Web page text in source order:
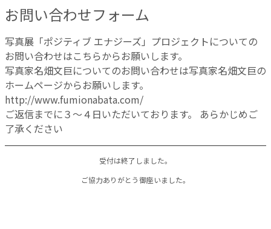
お問い合わせフォーム
写真展「ポジティブ エナジーズ」プロジェクトについての
お問い合わせはこちらからお願いします。
写真家名畑文巨についてのお問い合わせは写真家名畑文巨の
ホームページからお願いします。
http://www.fumionabata.com/
ご返信までに３〜４日いただいております。 あらかじめご
了承ください
ご協力ありがとう御座いました。